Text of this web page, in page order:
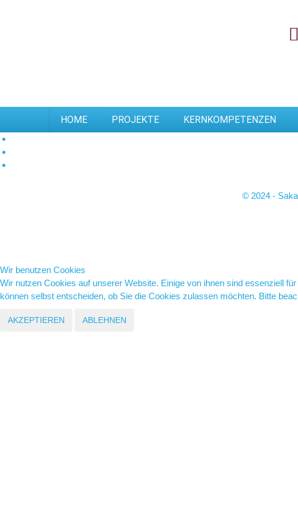
HOME PROJEKTE KERNKOMPETENZEN
© 2024 -
Wir benutzen Cookies
Wir nutzen Cookies auf unserer Website. Einige von ihnen sind essenziell
können selbst entscheiden, ob Sie die Cookies zulassen möchten. Bitte
AKZEPTIEREN ABLEHNEN